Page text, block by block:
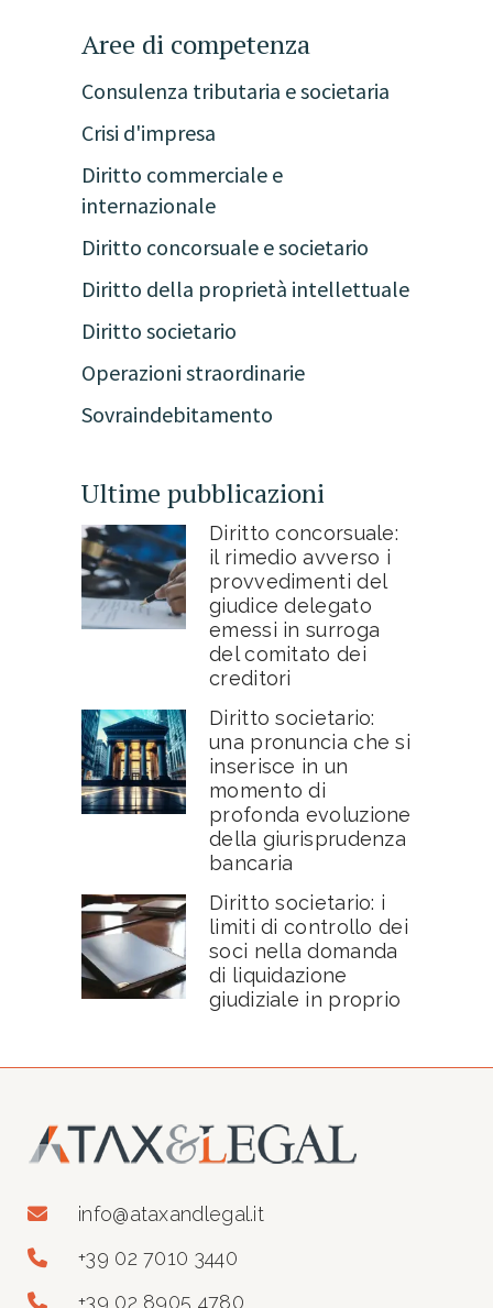
Aree di competenza
Consulenza tributaria e societaria
Crisi d'impresa
Diritto commerciale e
internazionale
Diritto concorsuale e societario
Diritto della proprietà intellettuale
Diritto societario
Operazioni straordinarie
Sovraindebitamento
Ultime pubblicazioni
Diritto concorsuale:
il rimedio avverso i
provvedimenti del
giudice delegato
emessi in surroga
del comitato dei
creditori
Diritto societario:
una pronuncia che si
inserisce in un
momento di
profonda evoluzione
della giurisprudenza
bancaria
Diritto societario: i
limiti di controllo dei
soci nella domanda
di liquidazione
giudiziale in proprio
info@ataxandlegal.it
+39 02 7010 3440
+39 02 8905 4780